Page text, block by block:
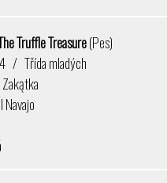
Truffle Treasure(Pes)
/ Třída mladých